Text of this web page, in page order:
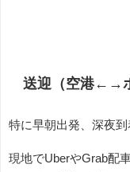
送迎（空港←→
特に早朝出発、深夜到
現地でUberやGrab配